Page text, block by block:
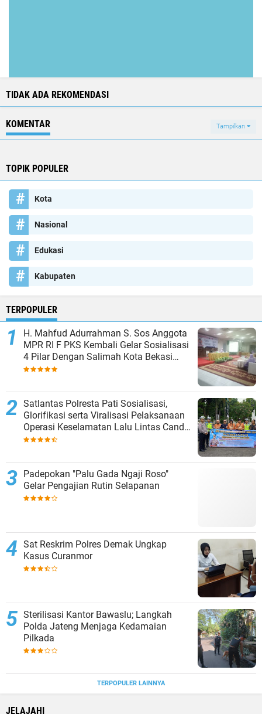
TIDAK ADA REKOMENDASI
KOMENTAR Tampilkan
TOPIK POPULER
Kota
Nasional
Edukasi
Kabupaten
TERPOPULER
H. Mahfud Adurrahman S. Sos Anggota
MPR RI F PKS Kembali Gelar Sosialisasi
4 Pilar Dengan Salimah Kota Bekasi
pada Masa Reses
Satlantas Polresta Pati Sosialisasi,
Glorifikasi serta Viralisasi Pelaksanaan
Operasi Keselamatan Lalu Lintas Candi
2024
Padepokan "Palu Gada Ngaji Roso"
Gelar Pengajian Rutin Selapanan
Sat Reskrim Polres Demak Ungkap
Kasus Curanmor
Sterilisasi Kantor Bawaslu; Langkah
Polda Jateng Menjaga Kedamaian
Pilkada
TERPOPULER LAINNYA
JELAJAHI